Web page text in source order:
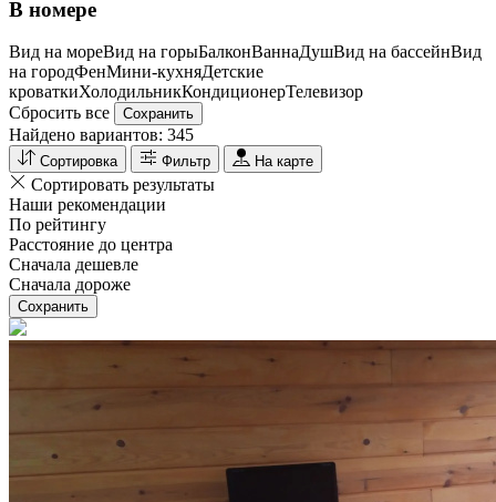
В номере
Вид на мореВид на горыБалконВаннаДушВид на бассейнВид
на городФенМини-кухняДетские
кроваткиХолодильникКондиционерТелевизор
Сбросить все
Сохранить
Найдено вариантов: 345
Сортировка Фильтр На карте
Сортировать результаты
Наши рекомендации
По рейтингу
Расстояние до центра
Сначала дешевле
Сначала дороже
Сохранить